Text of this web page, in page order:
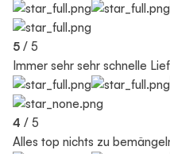
5 / 5
Immer sehr sehr schnelle
4 / 5
Alles top nichts zu